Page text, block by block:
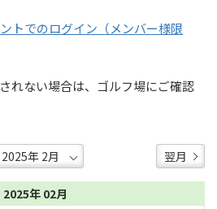
トでのログイン（メンバー様限
れない場合は、ゴルフ場にご確認
翌月
2025年 02月